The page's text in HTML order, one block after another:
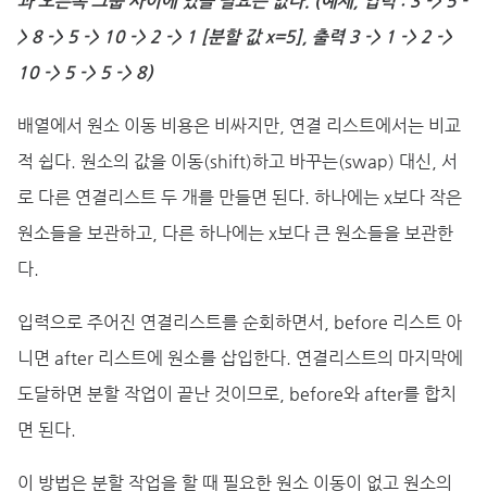
> 8 -> 5 -> 10 -> 2 -> 1 [분할 값 x=5], 출력 3 -> 1 -> 2 ->
10 -> 5 -> 5 -> 8)
배열에서 원소 이동 비용은 비싸지만, 연결 리스트에서는 비교
적 쉽다. 원소의 값을 이동(shift)하고 바꾸는(swap) 대신, 서
로 다른 연결리스트 두 개를 만들면 된다. 하나에는 x보다 작은
원소들을 보관하고, 다른 하나에는 x보다 큰 원소들을 보관한
다.
입력으로 주어진 연결리스트를 순회하면서, before 리스트 아
니면 after 리스트에 원소를 삽입한다. 연결리스트의 마지막에
도달하면 분할 작업이 끝난 것이므로, before와 after를 합치
면 된다.
이 방법은 분할 작업을 할 때 필요한 원소 이동이 없고 원소의